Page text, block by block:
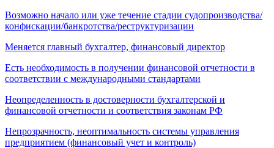
Возможно начало или уже течение стадии судопроизводства/
конфискации/банкротства/реструктуризации
Меняется главный бухгалтер, финансовый директор
Есть необходимость в получении финансовой отчетности в
соответствии с международными стандартами
Неопределенность в достоверности бухгалтерской и
финансовой отчетности и соответствия законам РФ
Непрозрачность, неоптимальность системы управления
предприятием (финансовый учет и контроль)